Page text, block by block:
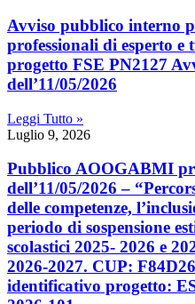
Avviso pubblico interno
professionali di esperto e
progetto FSE PN2127
dell’11/05/2026
Leggi Tutto »
Luglio 9, 2026
Pubblico AOOGABMI
dell’11/05/2026 –
delle competenze,
periodo di sospensione
scolastici 2025- 2026 e
2026-2027. CUP:
identificativo progetto: